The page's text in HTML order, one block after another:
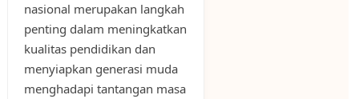
nasional merupakan langkah
penting dalam meningkatkan
kualitas pendidikan dan
menyiapkan generasi muda
menghadapi tantangan masa